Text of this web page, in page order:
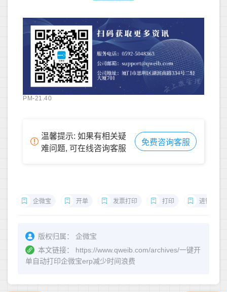
PM-21.40
温馨提示: 如果有相关疑
难问题, 可在线咨询客服
免费咨询客服
企微宝 开单 发票打印 打印 进销存开
版权归属：
企微宝
本文链接：
https://www.qweib.com/archives/一键开
单自动打印企微宝erp减少时间浪费